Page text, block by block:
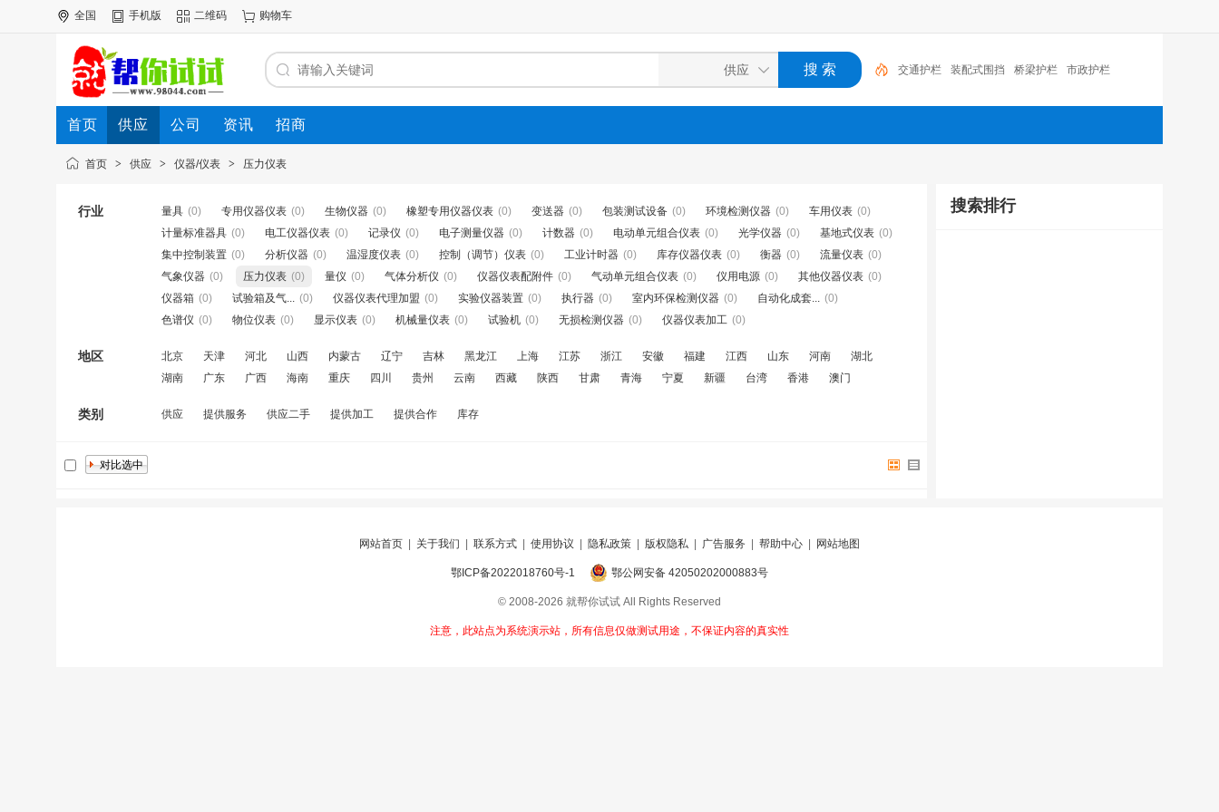
全国 手机版 二维码 购物车
交通护栏 装配式围挡 桥梁护栏 市政护栏
首页 供应 公司 资讯 招商
首页 > 供应 > 仪器/仪表 > 压力仪表
行业 量具 (0) 专用仪器仪表 (0) 生物仪器 (0) 橡塑专用仪器仪表 (0) 变送器 (0) 包装测试设备 (0) 环境检测仪器 (0) 车用仪表 (0)
计量标准器具 (0) 电工仪器仪表 (0) 记录仪 (0) 电子测量仪器 (0) 计数器 (0) 电动单元组合仪表 (0) 光学仪器 (0) 基地式仪表 (0)
集中控制装置 (0) 分析仪器 (0) 温湿度仪表 (0) 控制（调节）仪表 (0) 工业计时器 (0) 库存仪器仪表 (0) 衡器 (0) 流量仪表 (0)
气象仪器 (0) 压力仪表 (0) 量仪 (0) 气体分析仪 (0) 仪器仪表配附件 (0) 气动单元组合仪表 (0) 仪用电源 (0) 其他仪器仪表 (0)
仪器箱 (0) 试验箱及气... (0) 仪器仪表代理加盟 (0) 实验仪器装置 (0) 执行器 (0) 室内环保检测仪器 (0) 自动化成套... (0)
色谱仪 (0) 物位仪表 (0) 显示仪表 (0) 机械量仪表 (0) 试验机 (0) 无损检测仪器 (0) 仪器仪表加工 (0)
地区 北京 天津 河北 山西 内蒙古 辽宁 吉林 黑龙江 上海 江苏 浙江 安徽 福建 江西 山东 河南
湖北
湖南
广东 广西 海南 重庆 四川 贵州 云南 西藏 陕西 甘肃 青海 宁夏 新疆 台湾 香港 澳门
类别 供应 提供服务 供应二手 提供加工 提供合作 库存
搜索排行
网站首页 关于我们 联系方式 使用协议 隐私政策 版权隐私 广告服务 帮助中心 网站地图
鄂ICP备2022018760号-1 鄂公网安备 42050202000883号
© 2008-2026 就帮你试试 All Rights Reserved
注意，此站点为系统演示站，所有信息仅做测试用途，不保证内容的真实性